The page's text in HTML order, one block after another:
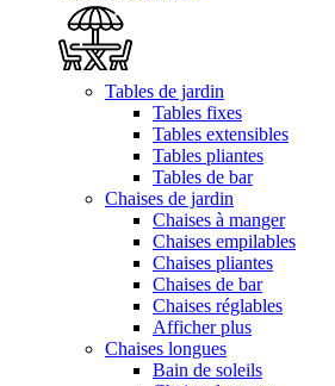
Tables de jardin
Tables fixes
Tables extensibles
Tables pliantes
Tables de bar
Chaises de jardin
Chaises à manger
Chaises empilables
Chaises pliantes
Chaises de bar
Chaises réglables
Afficher plus
Chaises longues
Bain de soleils